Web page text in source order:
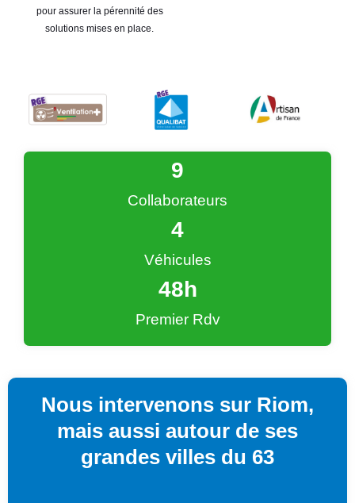
pour assurer la pérennité des
solutions mises en place.
Collaborateurs
9
Véhicules
4
Premier Rdv
48h
Nous intervenons sur Riom,
mais aussi autour de ses
grandes villes du 63